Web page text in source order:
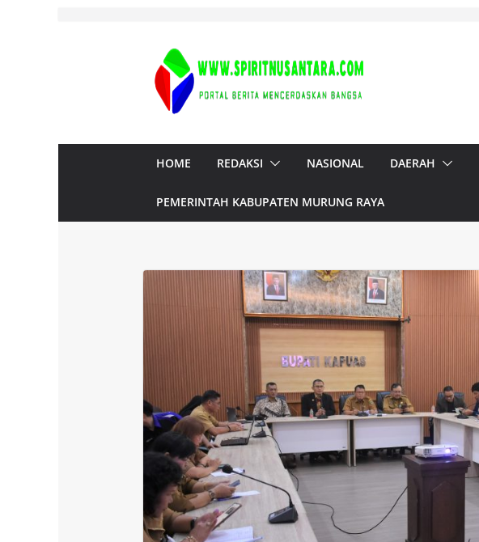
HOME REDAKSI NASIONAL DAERAH
PEMERINTAH KABUPATEN MURUNG RAYA